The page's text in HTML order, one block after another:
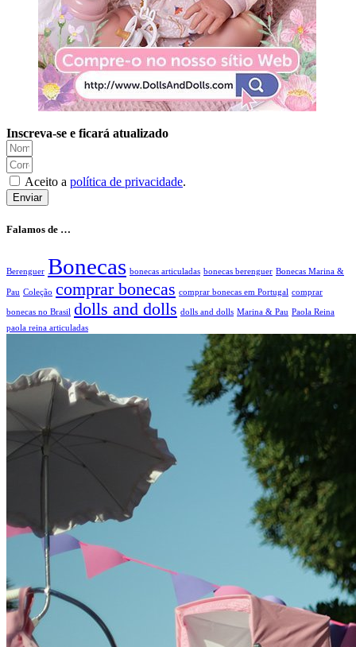
Inscreva-se e ficará atualizado
Aceito a política de privacidade.
Enviar
Falamos de …
Berenguer Bonecas bonecas articuladas bonecas berenguer Bonecas Marina &
Pau Coleção comprar bonecas comprar bonecas em Portugal comprar
bonecas no Brasil dolls and dolls dolls and dolls Marina & Pau Paola Reina
paola reina articuladas